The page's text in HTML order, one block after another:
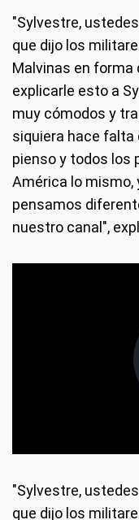
"Sylvestre,
que dijo los
Malvinas en forma
explicarle esto a
muy cómodos y
siquiera hace falta
pienso y todos los
América lo
pensamos
nuestro canal",
"Sylvestre,
que dijo los